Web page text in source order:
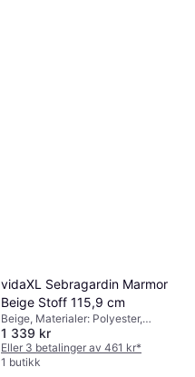
vidaXL Sebragardin Marmor
Beige Stoff 115,9 cm
Beige, Materialer: Polyester,
Kulekjede
1 339 kr
Eller 3 betalinger av 461 kr*
1 butikk